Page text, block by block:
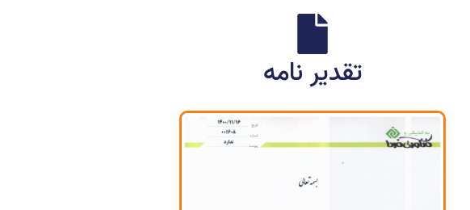
تقدیر نامه